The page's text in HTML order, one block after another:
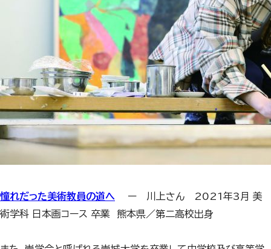
憧れだった美術教員の道へ ー 川上さん 2021年3月 美
術学科 日本画コース 卒業 熊本県／第二高校出身